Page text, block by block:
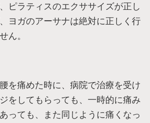
ピラティスのエクササイズが正し
ヨガのアーサナは絶対に正しく行
ん。
を痛めた時に、病院で治療を受け
をしてもらっても、一時的に痛み
っても、また同じように痛くなっ